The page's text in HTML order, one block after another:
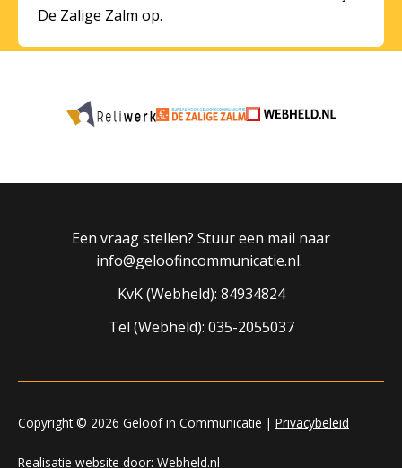
De Zalige Zalm op.
Een vraag stellen? Stuur een mail naar
info@geloofincommunicatie.nl.
KvK (Webheld): 84934824
Tel (Webheld): 035-2055037
Copyright © 2026 Geloof in Communicatie | Privacybeleid
Realisatie website door: Webheld.nl